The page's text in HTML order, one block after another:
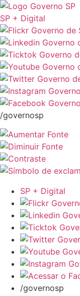
SP + Digital
/governosp
SP + Digital
/governosp